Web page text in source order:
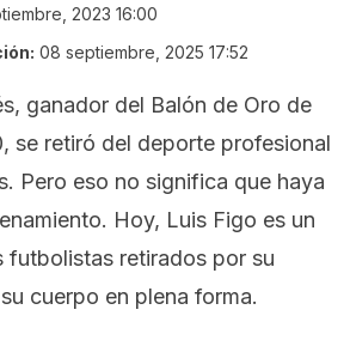
2023 16:00
08 septiembre, 2025 17:52
ganador del Balón de Oro de
se retiró del deporte profesional
Pero eso no significa que haya
Hoy, Luis Figo es un
futbolistas retirados por su
cuerpo en plena forma.